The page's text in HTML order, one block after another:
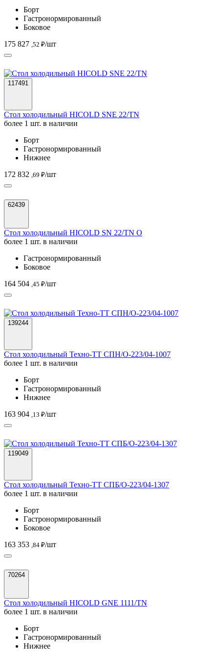
Борт
Гастронормированный
Боковое
175 827 ,52 ₽/шт
117491
Стол холодильный HICOLD SNE 22/TN
более 1 шт. в наличии
Борт
Гастронормированный
Нижнее
172 832 ,69 ₽/шт
62439
Стол холодильный HICOLD SN 22/TN О
более 1 шт. в наличии
Гастронормированный
Боковое
164 504 ,45 ₽/шт
139244
Стол холодильный Техно-ТТ СПН/О-223/04-1007
более 1 шт. в наличии
Борт
Гастронормированный
Нижнее
163 904 ,13 ₽/шт
119049
Стол холодильный Техно-ТТ СПБ/О-223/04-1307
более 1 шт. в наличии
Борт
Гастронормированный
Боковое
163 353 ,84 ₽/шт
70264
Стол холодильный HICOLD GNE 1111/TN
более 1 шт. в наличии
Борт
Гастронормированный
Нижнее